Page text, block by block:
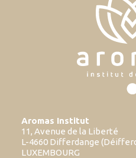
Aromas Institut
11, Avenue de la Liberté
L-4660 Differdange
LUXEMBOURG